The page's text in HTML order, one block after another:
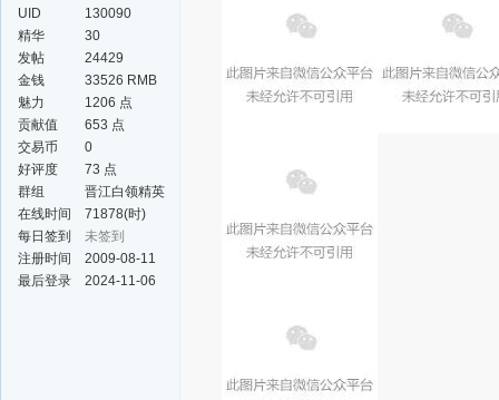
UID
130090
精华
30
发帖
24429
金钱
33526 RMB
魅力
1206 点
贡献值
653 点
交易币
0
好评度
73 点
群组
晋江白领精英
群
在线时间
71878(时)
每日签到
未签到
注册时间
2009-08-11
最后登录
2024-11-06